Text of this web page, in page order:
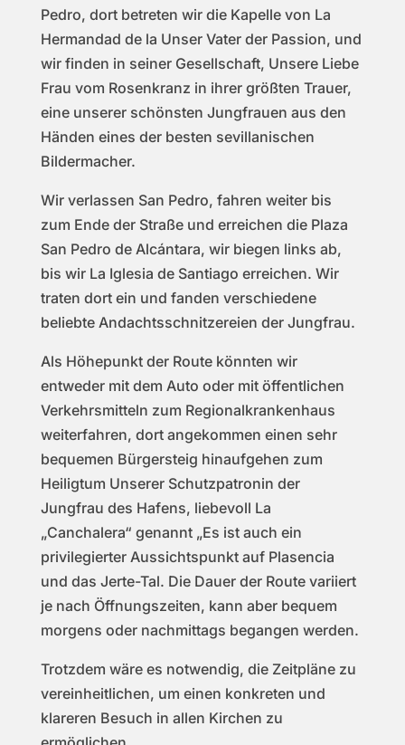
Pedro, dort betreten wir die Kapelle von La
Hermandad de la Unser Vater der Passion, und
wir finden in seiner Gesellschaft, Unsere Liebe
Frau vom Rosenkranz in ihrer größten Trauer,
eine unserer schönsten Jungfrauen aus den
Händen eines der besten sevillanischen
Bildermacher.
Wir verlassen San Pedro, fahren weiter bis
zum Ende der Straße und erreichen die Plaza
San Pedro de Alcántara, wir biegen links ab,
bis wir La Iglesia de Santiago erreichen. Wir
traten dort ein und fanden verschiedene
beliebte Andachtsschnitzereien der Jungfrau.
Als Höhepunkt der Route könnten wir
entweder mit dem Auto oder mit öffentlichen
Verkehrsmitteln zum Regionalkrankenhaus
weiterfahren, dort angekommen einen sehr
bequemen Bürgersteig hinaufgehen zum
Heiligtum Unserer Schutzpatronin der
Jungfrau des Hafens, liebevoll La
„Canchalera“ genannt „Es ist auch ein
privilegierter Aussichtspunkt auf Plasencia
und das Jerte-Tal. Die Dauer der Route variiert
je nach Öffnungszeiten, kann aber bequem
morgens oder nachmittags begangen werden.
Trotzdem wäre es notwendig, die Zeitpläne zu
vereinheitlichen, um einen konkreten und
klareren Besuch in allen Kirchen zu